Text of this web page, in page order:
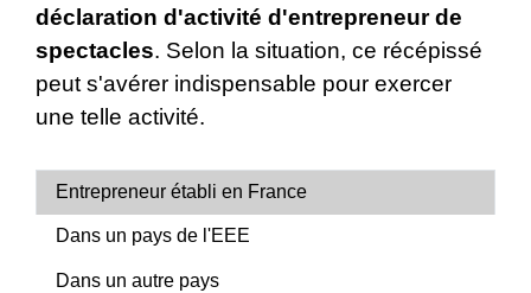
déclaration d'activité d'entrepreneur de
spectacles. Selon la situation, ce récépissé
peut s'avérer indispensable pour exercer
une telle activité.
Entrepreneur établi en France
Dans un pays de l'EEE
Dans un autre pays